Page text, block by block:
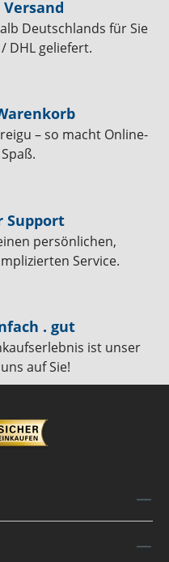
Deutschlands für Sie
DHL geliefert.
– so macht Online-
Support
persönlichen,
Service.
. gut
ist unser
auf Sie!